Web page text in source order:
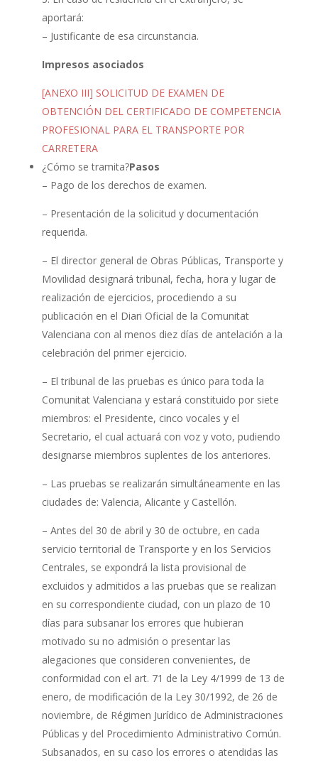
aportará:
– Justificante de esa circunstancia.
Impresos asociados
[ANEXO III] SOLICITUD DE EXAMEN DE
OBTENCIÓN DEL CERTIFICADO DE COMPETENCIA
PROFESIONAL PARA EL TRANSPORTE POR
CARRETERA
¿Cómo se tramita?Pasos
– Pago de los derechos de examen.
– Presentación de la solicitud y documentación
requerida.
– El director general de Obras Públicas, Transporte y
Movilidad designará tribunal, fecha, hora y lugar de
realización de ejercicios, procediendo a su
publicación en el Diari Oficial de la Comunitat
Valenciana con al menos diez días de antelación a la
celebración del primer ejercicio.
– El tribunal de las pruebas es único para toda la
Comunitat Valenciana y estará constituido por siete
miembros: el Presidente, cinco vocales y el
Secretario, el cual actuará con voz y voto, pudiendo
designarse miembros suplentes de los anteriores.
– Las pruebas se realizarán simultáneamente en las
ciudades de: Valencia, Alicante y Castellón.
– Antes del 30 de abril y 30 de octubre, en cada
servicio territorial de Transporte y en los Servicios
Centrales, se expondrá la lista provisional de
excluidos y admitidos a las pruebas que se realizan
en su correspondiente ciudad, con un plazo de 10
días para subsanar los errores que hubieran
motivado su no admisión o presentar las
alegaciones que consideren convenientes, de
conformidad con el art. 71 de la Ley 4/1999 de 13 de
enero, de modificación de la Ley 30/1992, de 26 de
noviembre, de Régimen Jurídico de Administraciones
Públicas y del Procedimiento Administrativo Común.
Subsanados, en su caso los errores o atendidas las